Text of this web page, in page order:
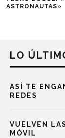
ASTRONAUTAS»
LO
ASÍ TE
REDES
VUELVEN
MÓVIL